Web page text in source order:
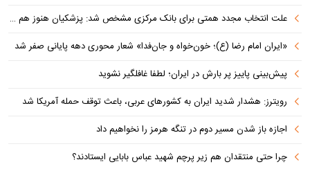
علت انتخاب مجدد همتی برای بانک مرکزی مشخص شد: پزشکیان هنوز هم متوجه نشده است چرا همتی استیضاح شد!
«ایران امام رضا (ع)؛ خون‌خواه و جان‌فدا» شعار محوری دهه پایانی صفر شد
پیش‌بینی پاییز پر بارش در ایران؛ لطفا غافلگیر نشوید
رویترز: هشدار شدید ایران به کشورهای عربی، باعث توقف حمله آمریکا شد
اجازه باز شدن مسیر دوم در تنگه هرمز را نخواهیم داد
چرا حتی منتقدان هم زیر پرچم شهید عباس بابایی ایستادند؟